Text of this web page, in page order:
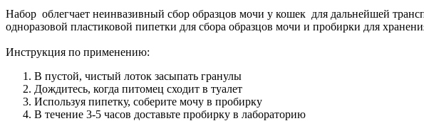
Набор облегчает неинвазивный сбор образцов мочи у кошек для дальнейшей
одноразовой пластиковой пипетки для сбора образцов мочи и пробирки для
Инструкция по применению:
В пустой, чистый лоток засыпать гранулы
Дождитесь, когда питомец сходит в туалет
Используя пипетку, соберите мочу в пробирку
В течение 3-5 часов доставьте пробирку в лабораторию